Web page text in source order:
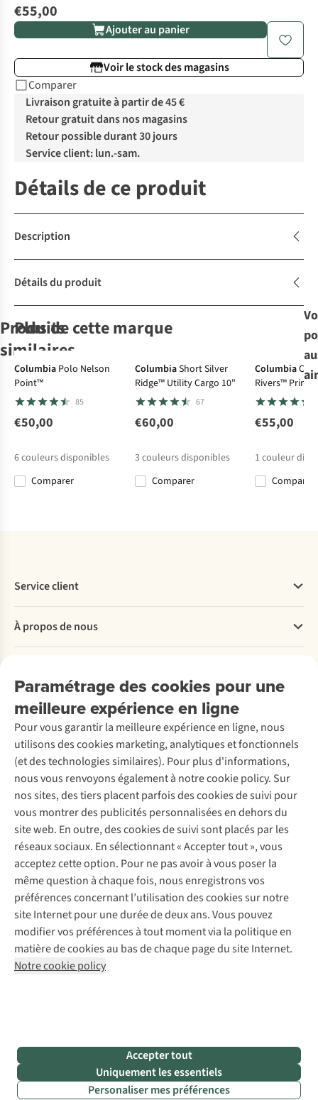
€55,00
Ajouter au panier
Voir le stock des magasins
Comparer
Livraison gratuite à partir de 45 €
Retour gratuit dans nos magasins
Retour possible durant 30 jours
Service client: lun.-sam.
Détails de ce produit
Description
Détails du produit
Produits
similaires
-30%
Sherpa
Chemise Rupa
Ss Shirt
€56,00
Patagonia
Chemise M'S Go
To
-30%
Chemise
Camino Pucker
€62,97
Chemise Hiker
Iv Shirt Ss M
Plus de cette marque
Columbia Polo Nelson
Point™
85
€50,00
6couleurs disponibles
Comparer
ColumbiaShort Silver
Ridge™ Utility Cargo 10"
67
€60,00
3couleurs disponibles
Comparer
Columbia
Rivers™
Sleeve Shirt
€55,00
1 couleur
Comparer
Paramétrage des cookies pour une
meilleure expérience en ligne
Pour vous garantir la meilleure expérience en ligne, nous
utilisons des cookies marketing, analytiques et fonctionnels
(et des technologies similaires). Pour plus d'informations,
nous vous renvoyons également à notre cookie policy. Sur
nos sites, des tiers placent parfois des cookies de suivi pour
vous montrer des publicités personnalisées en dehors du
site web. En outre, des cookies de suivi sont placés par les
réseaux sociaux. En sélectionnant « Accepter tout », vous
acceptez cette option. Pour ne pas avoir à vous poser la
même question à chaque fois, nous enregistrons vos
préférences concernant l’utilisation des cookies sur notre
site Internet pour une durée de deux ans. Vous pouvez
modifier vos préférences à tout moment via la politique en
matière de cookies au bas de chaque page du site Internet.
Notre cookie policy
Accepter tout
Uniquement les essentiels
Personaliser mes préférences
Service client
Commander
Payer
Retourner
Rétractation d'une commande
Entretien & réparations
Garantie
Contactez-nous
À propos de nous
Entreprise responsable
À propos d’Ayacucho
Nos magasins
À propos d’A.S.Adventure
Déclaration d'accessibilité
Location / Location sports d’hiver
Seconde-main
Entretien de ski
Service de lavage
Entretien de chaussures
Réparation de chaussures
Réparation de vêtements
Retouches
Pour les entreprises
Découvrez
A.S.Magazine
Explore Camp
Expertise & conseils
Abonnez-vous à la newsletter
Suivez-nous
Mentions légales
Politique de confidentialité
Conditions générales
Cookie Policy